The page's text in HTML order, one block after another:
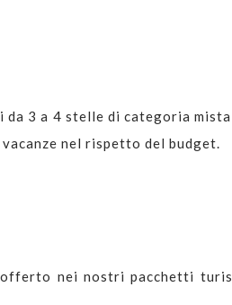
3 a 4 stelle di categoria
nel rispetto del budget.
nei nostri pacchetti